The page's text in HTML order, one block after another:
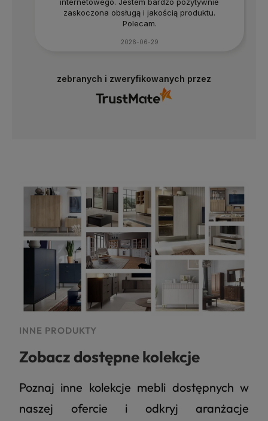
zaskoczona obsługą i jakością produktu.
Polecam.
2026-06-29
zebranych i zweryfikowanych przez
INNE PRODUKTY
Zobacz dostępne kolekcje
Poznaj inne kolekcje mebli dostępnych w
naszej ofercie i odkryj aranżacje